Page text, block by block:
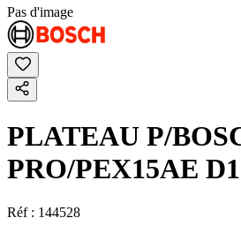
Pas d'image
PLATEAU P/
PRO/PEX15AE
Réf : 144528